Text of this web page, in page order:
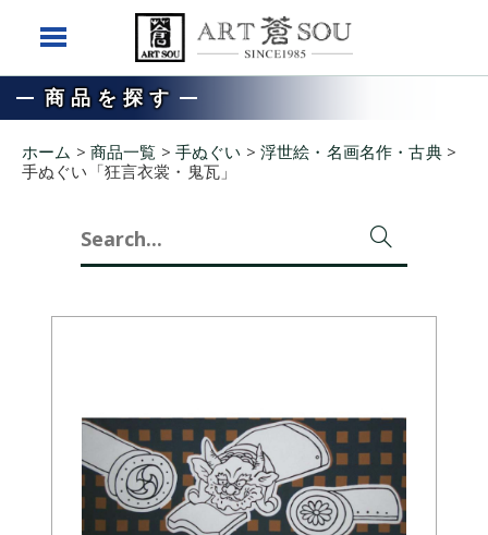
商品を探す
ホーム > 商品一覧 > 手ぬぐい >浮世絵・名画名作・古典>
手ぬぐい「狂言衣裳・鬼瓦」
Search